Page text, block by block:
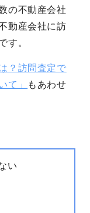
の不動産会社
動産会社に訪
す。
？訪問査定で
て」
もあわせ
い